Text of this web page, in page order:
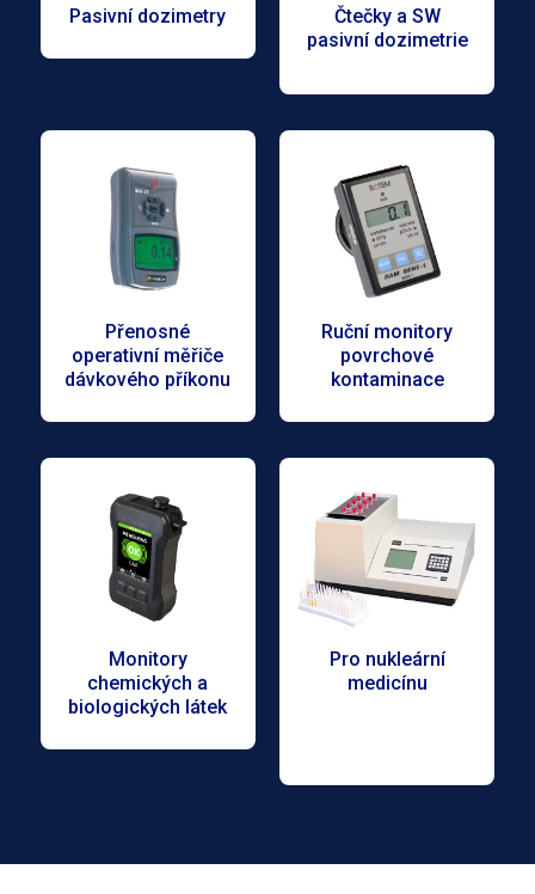
Pasivní dozimetry
Čtečky a SW
pasivní dozimetrie
Přenosné
operativní měřiče
dávkového příkonu
Ruční monitory
povrchové
kontaminace
Monitory
chemických a
biologických látek
Pro nukleární
medicínu